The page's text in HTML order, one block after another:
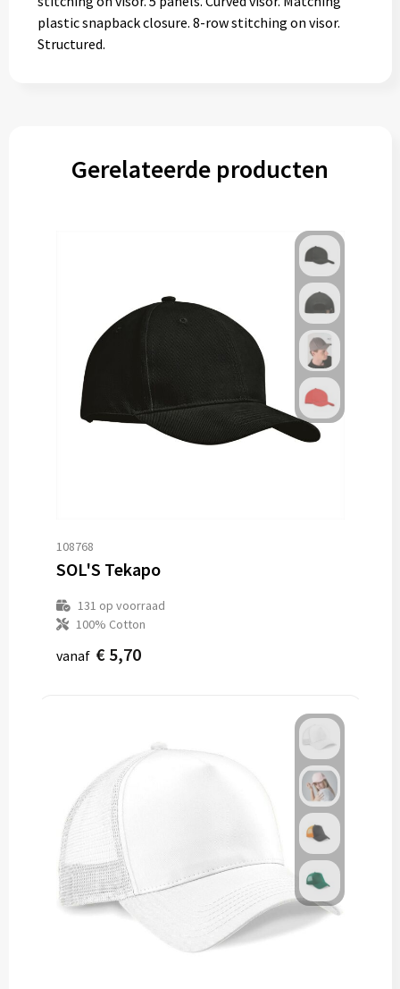
plastic snapback closure. 8-row stitching on visor.
Structured.
Gerelateerde producten
108768
SOL'S Tekapo
131 op voorraad
100% Cotton
vanaf € 5,70